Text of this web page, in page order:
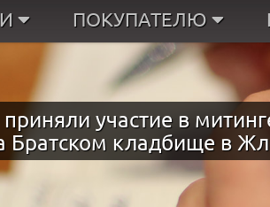
ПОКУПАТЕЛЮ
участие в
Братском кладбище в